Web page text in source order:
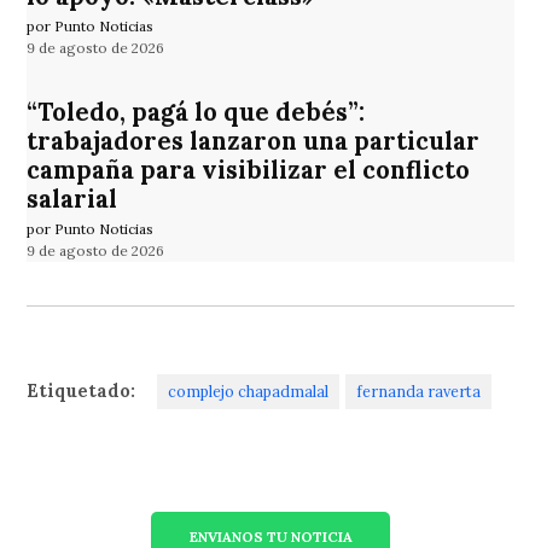
por Punto Noticias
9 de agosto de 2026
“Toledo, pagá lo que debés”:
trabajadores lanzaron una particular
campaña para visibilizar el conflicto
salarial
por Punto Noticias
9 de agosto de 2026
Etiquetado: complejo chapadmalal fernanda raverta
ENVIANOS TU NOTICIA